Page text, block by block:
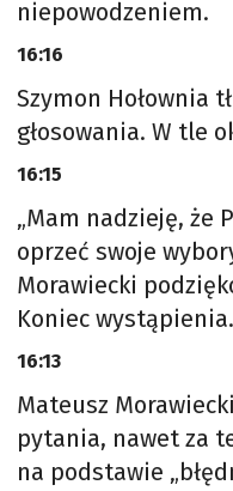
niepowodzeniem.
16:16
Szymon Hołownia
głosowania. W tle
16:15
„Mam nadzieję, że
oprzeć swoje
Morawiecki
Koniec wystąpienia.
16:13
Mateusz
pytania, nawet za
na podstawie